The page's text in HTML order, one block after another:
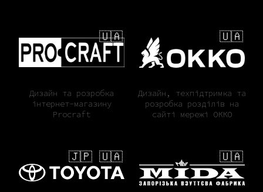
🇺🇦
Дизайн та розробка
інтернет-магазину
Procraft
🇺🇦
Дизайн, техпідтримка та
розробка розділів на
сайті мережі ОККО
🇯🇵 🇺🇦 🇺🇦